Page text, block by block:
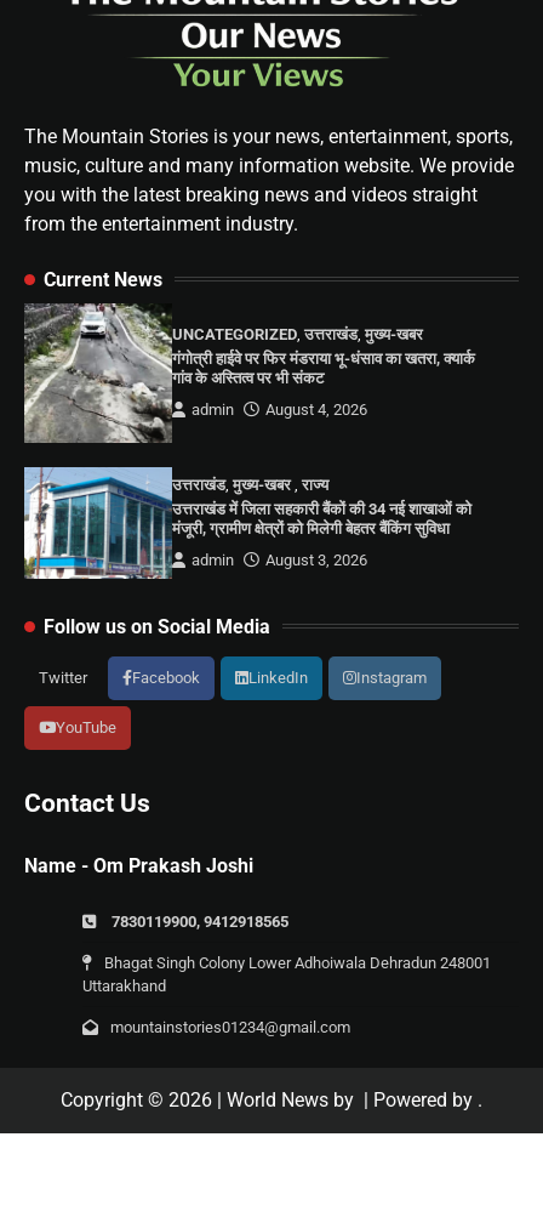
The Mountain Stories is your news, entertainment, sports,
music, culture and many information website. We provide
you with the latest breaking news and videos straight
from the entertainment industry.
Current News
UNCATEGORIZED,उत्तराखंड,मुख्य-खबर
गंगोत्री हाईवे पर फिर मंडराया भू-धंसाव का खतरा, क्यार्क
गांव के अस्तित्व पर भी संकट
admin
August 4, 2026
उत्तराखंड,मुख्य-खबर ,राज्य
उत्तराखंड में जिला सहकारी बैंकों की 34 नई शाखाओं को
मंजूरी, ग्रामीण क्षेत्रों को मिलेगी बेहतर बैंकिंग सुविधा
admin
August 3, 2026
Follow us on Social Media
Twitter Facebook LinkedIn Instagram
YouTube
Contact Us
Name - Om Prakash Joshi
7830119900, 9412918565
Bhagat Singh Colony Lower Adhoiwala Dehradun 248001
Uttarakhand
mountainstories01234@gmail.com
Copyright © 2026 | World News by | Powered by .